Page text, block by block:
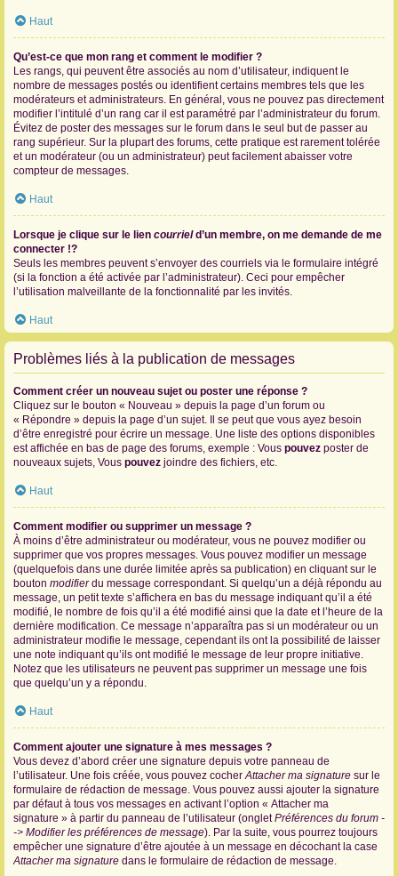
Haut
Qu’est-ce que mon rang et comment le modifier ?
Les rangs, qui peuvent être associés au nom d’utilisateur, indiquent le
nombre de messages postés ou identifient certains membres tels que les
modérateurs et administrateurs. En général, vous ne pouvez pas directement
modifier l’intitulé d’un rang car il est paramétré par l’administrateur du forum.
Évitez de poster des messages sur le forum dans le seul but de passer au
rang supérieur. Sur la plupart des forums, cette pratique est rarement tolérée
et un modérateur (ou un administrateur) peut facilement abaisser votre
compteur de messages.
Haut
Lorsque je clique sur le lien courrield’un membre, on me demande de me
connecter !?
Seuls les membres peuvent s’envoyer des courriels via le formulaire intégré
(si la fonction a été activée par l’administrateur). Ceci pour empêcher
l’utilisation malveillante de la fonctionnalité par les invités.
Haut
Problèmes liés à la publication de messages
Comment créer un nouveau sujet ou poster une réponse ?
Cliquez sur le bouton « Nouveau » depuis la page d’un forum ou
« Répondre » depuis la page d’un sujet. Il se peut que vous ayez besoin
d’être enregistré pour écrire un message. Une liste des options disponibles
est affichée en bas de page des forums, exemple : Vous pouvez poster de
nouveaux sujets, Vous pouvez joindre des fichiers, etc.
Haut
Comment modifier ou supprimer un message ?
À moins d’être administrateur ou modérateur, vous ne pouvez modifier ou
supprimer que vos propres messages. Vous pouvez modifier un message
(quelquefois dans une durée limitée après sa publication) en cliquant sur le
bouton modifierdu message correspondant. Si quelqu’un a déjà répondu au
message, un petit texte s’affichera en bas du message indiquant qu’il a été
modifié, le nombre de fois qu’il a été modifié ainsi que la date et l’heure de la
dernière modification. Ce message n’apparaîtra pas si un modérateur ou un
administrateur modifie le message, cependant ils ont la possibilité de laisser
une note indiquant qu’ils ont modifié le message de leur propre initiative.
Notez que les utilisateurs ne peuvent pas supprimer un message une fois
que quelqu’un y a répondu.
Haut
Comment ajouter une signature à mes messages ?
Vous devez d’abord créer une signature depuis votre panneau de
l’utilisateur. Une fois créée, vous pouvez cocherAttacher ma signature sur le
formulaire de rédaction de message. Vous pouvez aussi ajouter la signature
par défaut à tous vos messages en activant l’option « Attacher ma
signature » à partir du panneau de l’utilisateur (ongletPréférences du forum -
-> Modifier les préférences de message). Par la suite, vous pourrez toujours
empêcher une signature d’être ajoutée à un message en décochant la case
Attacher ma signature dans le formulaire de rédaction de message.